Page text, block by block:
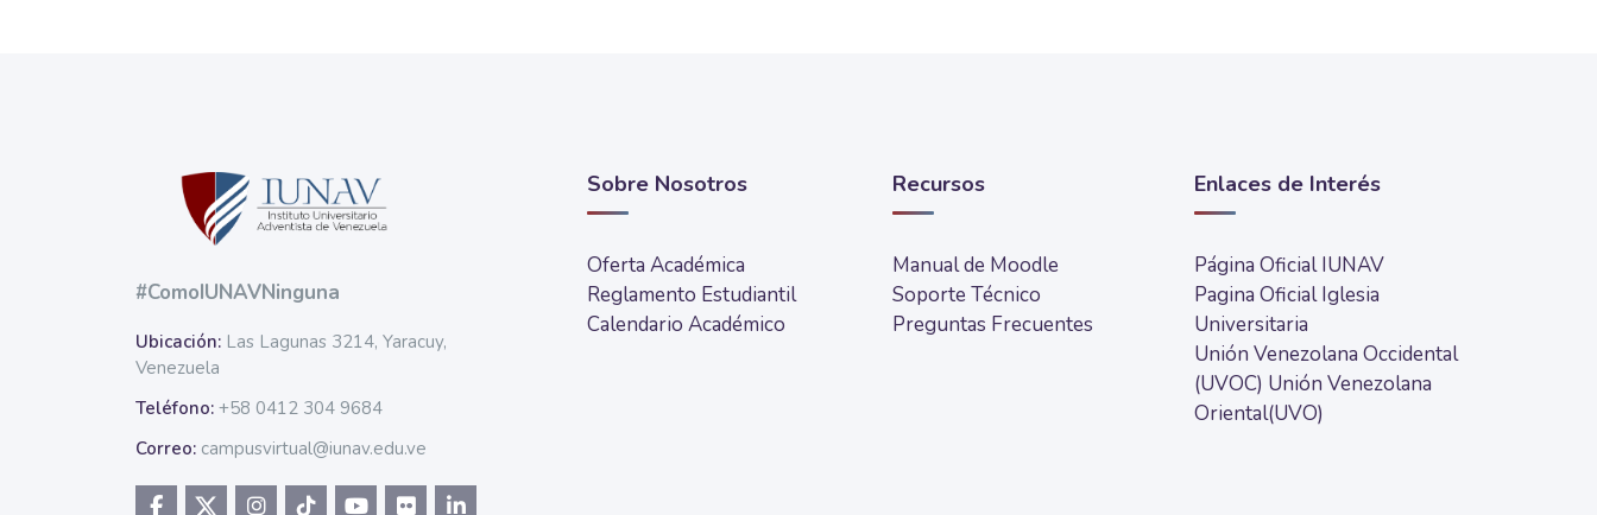
#ComoIUNAVNinguna
Ubicación: Las Lagunas 3214, Yaracuy,
Venezuela
Teléfono: +58 0412 304 9684
Correo: campusvirtual@iunav.edu.ve
Sobre Nosotros
Oferta Académica
Reglamento Estudiantil
Calendario Académico
Recursos
Manual de Moodle
Soporte Técnico
Preguntas Frecuentes
Enlaces de Interés
Página Oficial IUNAV
Pagina Oficial Iglesia
Universitaria
Unión Venezolana Occidental
(UVOC) Unión Venezolana
Oriental(UVO)